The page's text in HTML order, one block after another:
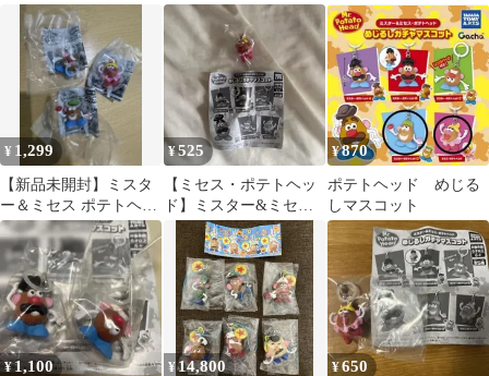
チャマスコット 3個セ
ット 新品
チャームめじるしガチ
ャマスコット3点
ロウィン ミスターポテ
トヘッド
¥ 1,299
【新品未開封】ミスタ
ー＆ミセス ポテトヘッ
ド めじるしアクセサリ
ー 3種セット♪
¥525
【ミセス・ポテトヘッ
ド】ミスター&ミセ
ス・ポテトヘッド めじ
るしガチャマスコット
¥870
ポテトヘッド めじる
しマスコット
¥1,100 ¥14,800 ¥650